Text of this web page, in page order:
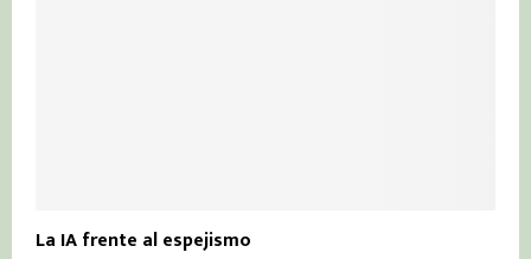
La IA frente al espejismo